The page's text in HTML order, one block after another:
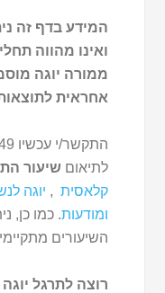
המידע בדף זה
ואינו מהווה
ממורה יוגה
אחראית
התקשר/י עכשיו 052-3470949 או לחצ/י
לתיאום שיעור
קלאסית , יוגה
ומודעות. כמו כן,
השיעורים
רוצה לתרגל